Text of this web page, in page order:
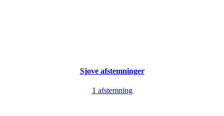
Sjove afstemninger
1 afstemning